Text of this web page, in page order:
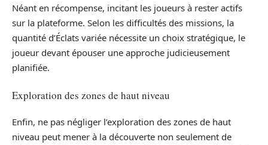
Néant en récompense, incitant les joueurs à rester actifs
sur la plateforme. Selon les difficultés des missions, la
quantité d’Éclats variée nécessite un choix stratégique, le
joueur devant épouser une approche judicieusement
planifiée.
Exploration des zones de haut niveau
Enfin, ne pas négliger l’exploration des zones de haut
niveau peut mener à la découverte non seulement de